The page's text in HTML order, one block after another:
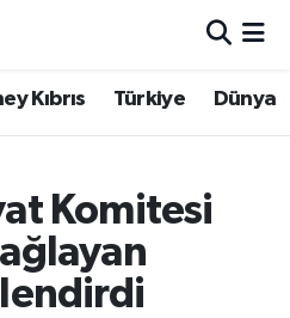
Kıbrıs Türkiye Dünya
Komitesi
ve Fikstür